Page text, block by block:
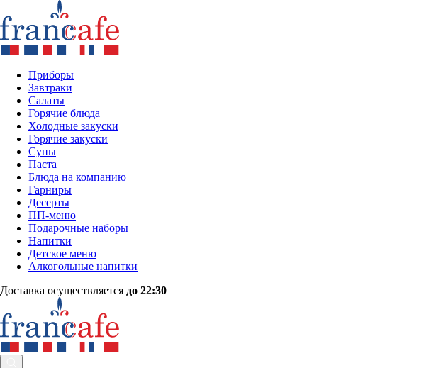
Приборы
Завтраки
Салаты
Горячие блюда
Холодные закуски
Горячие закуски
Супы
Паста
Блюда на компанию
Гарниры
Десерты
ПП-меню
Подарочные наборы
Напитки
Детское меню
Алкогольные напитки
Доставка осуществляется до 22:30